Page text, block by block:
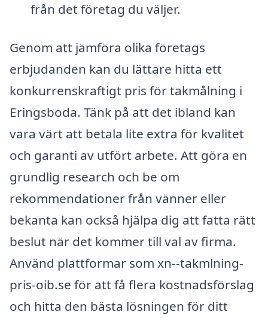
från det företag du väljer.
Genom att jämföra olika företags
erbjudanden kan du lättare hitta ett
konkurrenskraftigt pris för takmålning i
Eringsboda. Tänk på att det ibland kan
vara värt att betala lite extra för kvalitet
och garanti av utfört arbete. Att göra en
grundlig research och be om
rekommendationer från vänner eller
bekanta kan också hjälpa dig att fatta rätt
beslut när det kommer till val av firma.
Använd plattformar som xn--takmlning-
pris-oib.se för att få flera kostnadsförslag
och hitta den bästa lösningen för ditt